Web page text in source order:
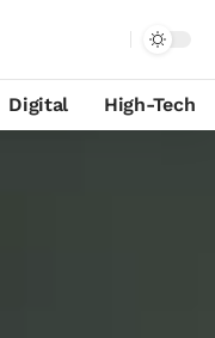
Digital High-Tech